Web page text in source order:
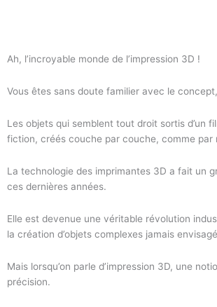
Ah, l’incroyable monde de l’impression 3D !
Vous êtes sans doute familier avec le
Les objets qui semblent tout droit sortis d’un
fiction, créés couche par couche, comme par
La technologie des imprimantes 3D a fait un
ces dernières années.
Elle est devenue une véritable révolution
la création d’objets complexes jamais
Mais lorsqu’on parle d’impression 3D, une
précision.